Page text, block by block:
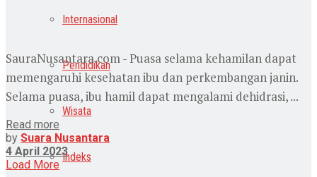
Internasional
Pendidikan
Wisata
Indeks
SauraNusantara.com - Puasa selama kehamilan dapat
memengaruhi kesehatan ibu dan perkembangan janin.
Selama puasa, ibu hamil dapat mengalami dehidrasi, ...
Read more
by Suara Nusantara
4 April 2023
Load More